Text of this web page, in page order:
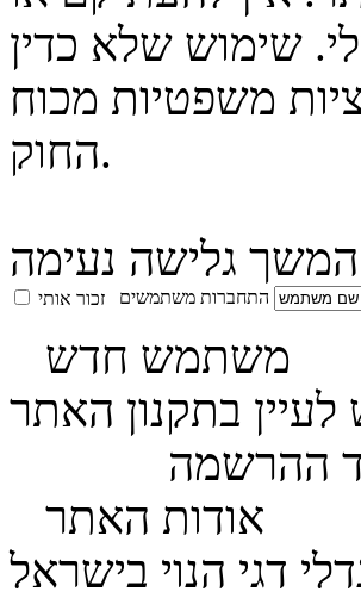
שימוש שלא כדין
משפטיות מכוח
החוק.
התחברות משתמשים זכור אותי
משתמש חדש
בתקנון האתר
ההרשמה
אודות האתר